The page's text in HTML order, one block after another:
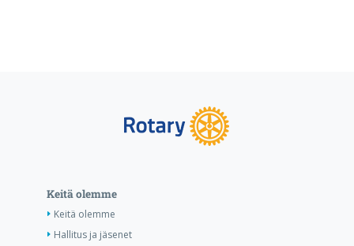
Keitä olemme
Keitä olemme
Hallitus ja jäsenet